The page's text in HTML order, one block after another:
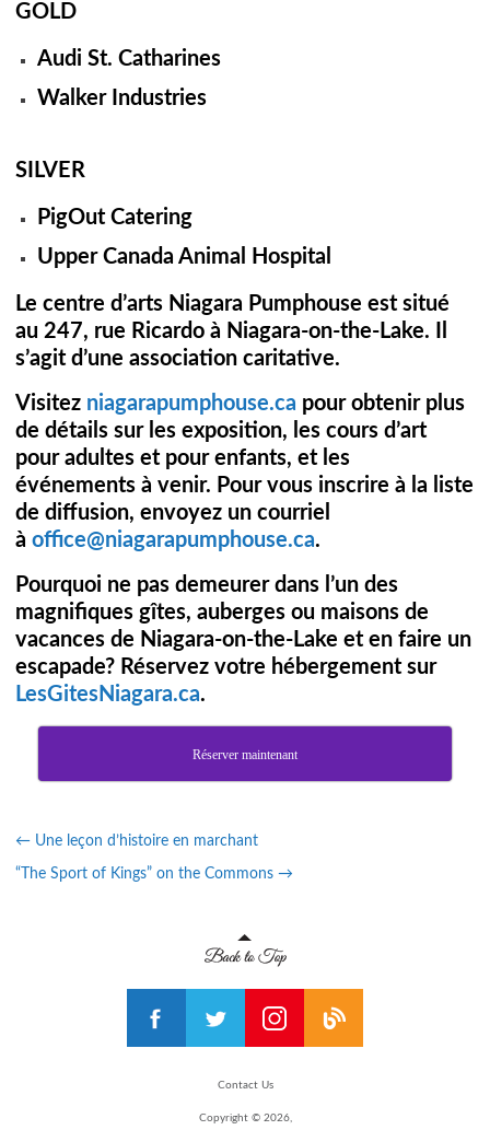
GOLD
Audi St. Catharines
Walker Industries
SILVER
PigOut Catering
Upper Canada Animal Hospital
Le centre d’arts Niagara Pumphouse est situé
au 247, rue Ricardo à Niagara-on-the-Lake. Il
s’agit d’une association caritative.
Visitez niagarapumphouse.ca pour obtenir plus
de détails sur les exposition, les cours d’art
pour adultes et pour enfants, et les
événements à venir. Pour vous inscrire à la liste
de diffusion, envoyez un courriel
à office@niagarapumphouse.ca.
Pourquoi ne pas demeurer dans l’un des
magnifiques gîtes, auberges ou maisons de
vacances de Niagara-on-the-Lake et en faire un
escapade? Réservez votre hébergement sur
LesGitesNiagara.ca.
Réserver maintenant
← Une leçon d’histoire en marchant
“The Sport of Kings” on the Commons →
Contact Us
Copyright © 2026,